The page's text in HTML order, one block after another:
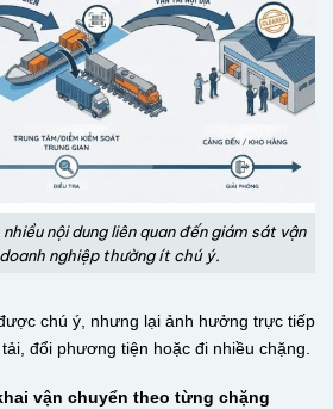
nội dung liên quan đến giám sát vận
nghiệp thường ít chú ý.
chú ý, nhưng lại ảnh hưởng trực tiếp
đổi phương tiện hoặc đi nhiều chặng.
vận chuyển theo từng chặng